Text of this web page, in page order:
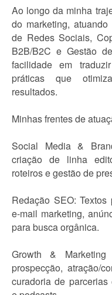
Ao longo da minha
do marketing,
de Redes Sociais,
B2B/B2C e Gestão
facilidade em
práticas que
resultados.
Minhas frentes de
Social Media &
criação de linha
roteiros e gestão de
Redação SEO:
e-mail marketing,
para busca orgânica.
Growth &
prospecção, atração/
curadoria de